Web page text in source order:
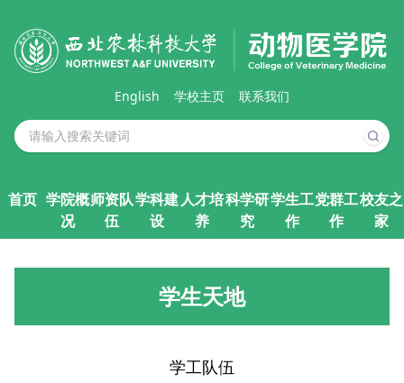
English 学校主页 联系我们
首页 学院概
况
师资队
伍
学科建
设
人才培
养
科学研
究
学生工
作
党群工
作
校友之
家
学生天地
学工队伍